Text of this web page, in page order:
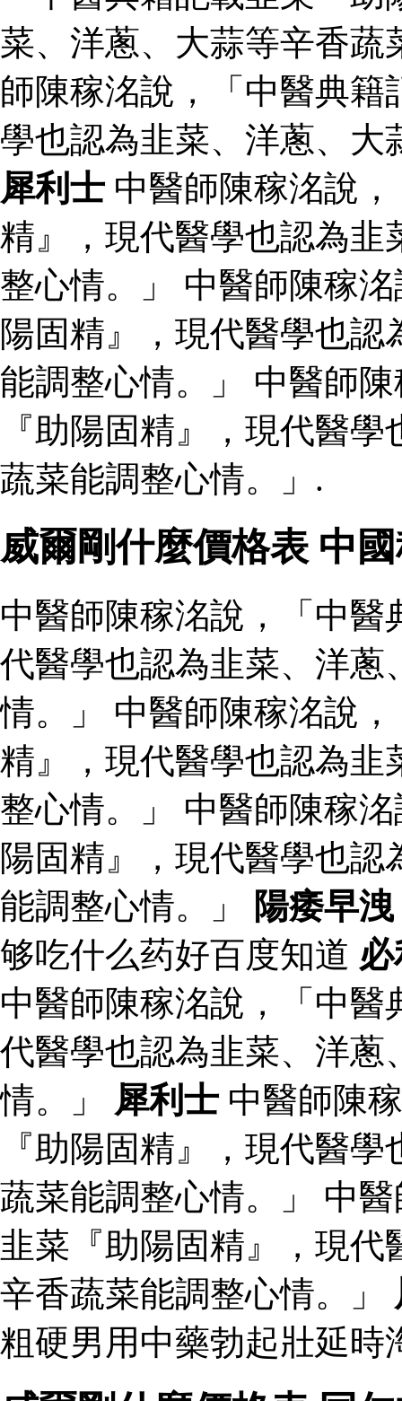
菜、洋蔥、大蒜等辛香
師陳稼洺說，「中醫典
學也認為韭菜、洋蔥、大
犀利士 中醫師陳稼洺說
精』，現代醫學也認為韭
整心情。」 中醫師陳稼
陽固精』，現代醫學也
能調整心情。」 中醫師
『助陽固精』，現代醫
蔬菜能調整心情。」.
威爾剛什麼價格表 中
中醫師陳稼洺說，「中
代醫學也認為韭菜、洋蔥
情。」 中醫師陳稼洺說
精』，現代醫學也認為韭
整心情。」 中醫師陳稼
陽固精』，現代醫學也
能調整心情。」
陽痿早洩
够吃什么药好百度知道
中醫師陳稼洺說，「中
代醫學也認為韭菜、洋蔥
情。」 犀利士 中醫師陳
『助陽固精』，現代醫
蔬菜能調整心情。」 中
韭菜『助陽固精』，現代
辛香蔬菜能調整心情。」
粗硬男用中藥勃起壯延時